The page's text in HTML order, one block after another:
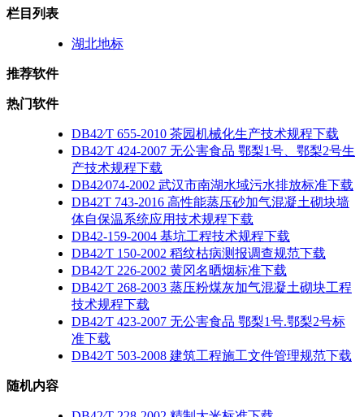
栏目列表
湖北地标
推荐软件
热门软件
DB42∕T 655-2010 茶园机械化生产技术规程下载
DB42∕T 424-2007 无公害食品 鄂梨1号、鄂梨2号生
产技术规程下载
DB42∕074-2002 武汉市南湖水域污水排放标准下载
DB42T 743-2016 高性能蒸压砂加气混凝土砌块墙
体自保温系统应用技术规程下载
DB42-159-2004 基坑工程技术规程下载
DB42∕T 150-2002 稻纹枯病测报调查规范下载
DB42∕T 226-2002 黄冈名晒烟标准下载
DB42∕T 268-2003 蒸压粉煤灰加气混凝土砌块工程
技术规程下载
DB42∕T 423-2007 无公害食品 鄂梨1号.鄂梨2号标
准下载
DB42∕T 503-2008 建筑工程施工文件管理规范下载
随机内容